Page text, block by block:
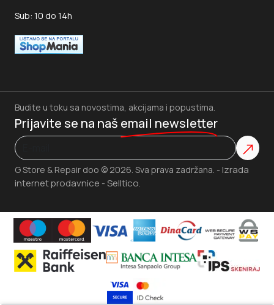
Sub: 10 do 14h
G Store & Repair doo © 2026. Sva prava zadržana. - Izrada
internet prodavnice - Selltico.
Budite u toku sa novostima, akcijama i popustima.
Prijavite se na naš email newsletter